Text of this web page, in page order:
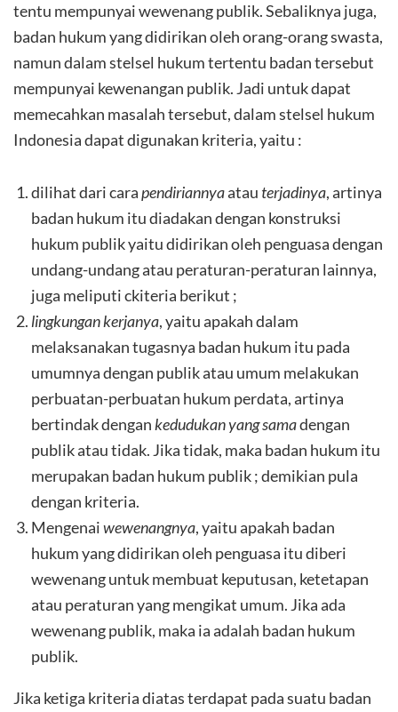
tentu mempunyai wewenang publik. Sebaliknya juga,
badan hukum yang didirikan oleh orang-orang swasta,
namun dalam stelsel hukum tertentu badan tersebut
mempunyai kewenangan publik. Jadi untuk dapat
memecahkan masalah tersebut, dalam stelsel hukum
Indonesia dapat digunakan kriteria, yaitu :
dilihat dari carapendiriannyaatau terjadinya, artinya
badan hukum itu diadakan dengan konstruksi
hukum publik yaitu didirikan oleh penguasa dengan
undang-undang atau peraturan-peraturan lainnya,
juga meliputi ckiteria berikut ;
lingkungan kerjanya, yaitu apakah dalam
melaksanakan tugasnya badan hukum itu pada
umumnya dengan publik atau umum melakukan
perbuatan-perbuatan hukum perdata, artinya
bertindak dengankedudukan yang samadengan
publik atau tidak. Jika tidak, maka badan hukum itu
merupakan badan hukum publik ; demikian pula
dengan kriteria.
Mengenaiwewenangnya, yaitu apakah badan
hukum yang didirikan oleh penguasa itu diberi
wewenang untuk membuat keputusan, ketetapan
atau peraturan yang mengikat umum. Jika ada
wewenang publik, maka ia adalah badan hukum
publik.
Jika ketiga kriteria diatas terdapat pada suatu badan